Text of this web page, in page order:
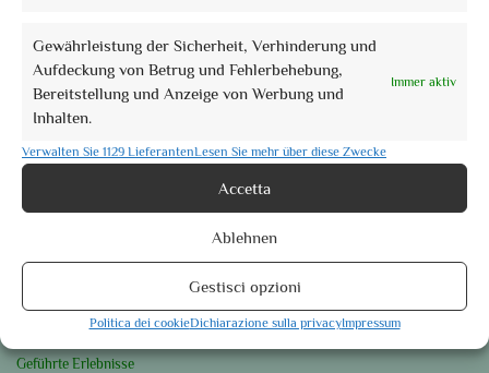
Gewährleistung der Sicherheit, Verhinderung und
Aufdeckung von Betrug und Fehlerbehebung,
Bereitstellung und Anzeige von Werbung und
Inhalten.
Immer aktiv
Verwalten Sie 1129 LieferantenLesen Sie mehr über diese Zwecke
Accetta
Ablehnen
Gestisci opzioni
Politica dei cookieDichiarazione sulla privacyImpressum
Orte des Herzens
Perugia
Assisi
Orvieto
Unsere Gruppenführungen
Geführte Touren
Geführte Erlebnisse